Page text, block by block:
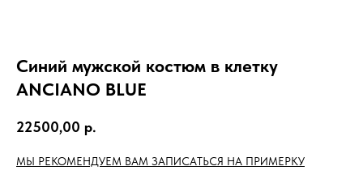
Синий мужской костюм в клетку
ANCIANO BLUE
22500,00 р.
МЫ РЕКОМЕНДУЕМ ВАМ ЗАПИСАТЬСЯ НА ПРИМЕРКУ